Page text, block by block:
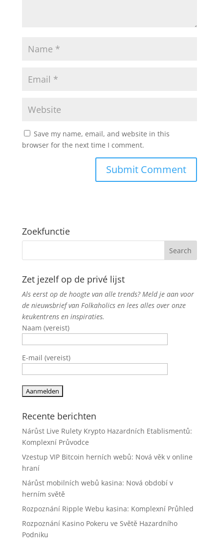
Save my name, email, and website in this
browser for the next time I comment.
Zoekfunctie
Zet jezelf op de privé lijst
Als eerst op de hoogte van alle trends? Meld je aan voor
de nieuwsbrief van Folkaholics en lees alles over onze
keukentrens en inspiraties.
Naam (vereist)
E-mail (vereist)
Recente berichten
Nárůst Live Rulety Krypto Hazardních Etablismentů:
Komplexní Průvodce
Vzestup VIP Bitcoin herních webů: Nová věk v online
hraní
Nárůst mobilních webů kasina: Nová období v
herním světě
Rozpoznání Ripple Webu kasina: Komplexní Průhled
Rozpoznání Kasino Pokeru ve Světě Hazardního
Podniku